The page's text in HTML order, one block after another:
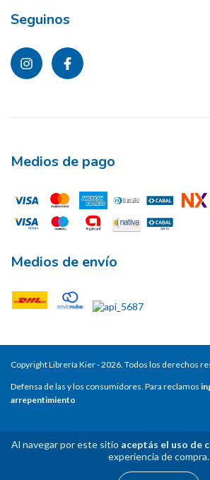
Al navegar por este sitio aceptás el uso de
experiencia de compra.
Seguinos
Medios de pago
Medios de envío
Copyright Librería Kier - 2026. Todos los derechos
Defensa de las y los consumidores. Para reclamos
arrepentimiento